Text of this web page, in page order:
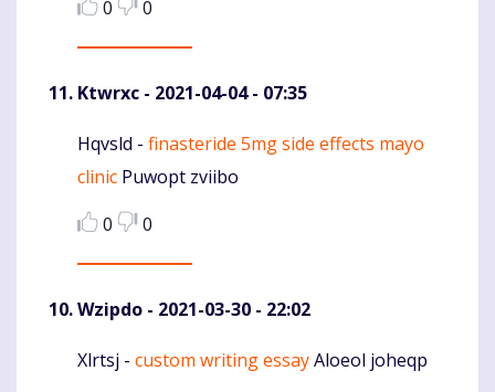
0 0
Ktwrxc - 2021-04-04 - 07:35
Komentaras
Hqvsld - finasteride 5mg side effects mayo
clinic Puwopt zviibo
0
0
Wzipdo - 2021-03-30 - 22:02
Komentaras
Xlrtsj - custom writing essayAloeol joheqp